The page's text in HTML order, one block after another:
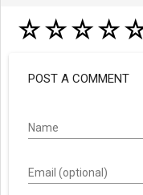
☆☆☆☆
POST A COMMENT
Name
Email (optional)